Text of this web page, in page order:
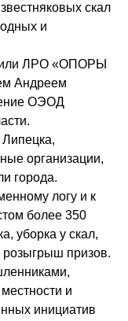
скал
и
ЛРО «ОПОРЫ
Андреем
ОЭОД
организации,
города.
логу и к
более 350
уборка у скал,
розыгрыш призов.
и
инициатив